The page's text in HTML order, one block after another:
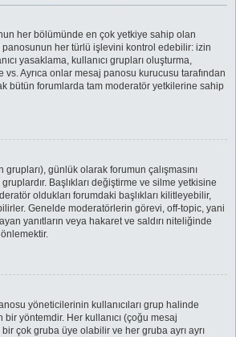
her bölümünde en çok yetkiye sahip olan
her türlü işlevini kontrol edebilir: izin
yasaklama, kullanıcı grupları oluşturma,
Ayrıca onlar mesaj panosu kurucusu tarafından
bütün forumlarda tam moderatör yetkilerine sahip
grupları), günlük olarak forumun çalışmasını
Başlıkları değiştirme ve silme yetkisine
oldukları forumdaki başlıkları kilitleyebilir,
Genelde moderatörlerin görevi, off-topic, yani
yanıtların veya hakaret ve saldırı niteliğinde
yöneticilerinin kullanıcıları grup halinde
yöntemdir. Her kullanıcı (çoğu mesaj
çok gruba üye olabilir ve her gruba ayrı ayrı